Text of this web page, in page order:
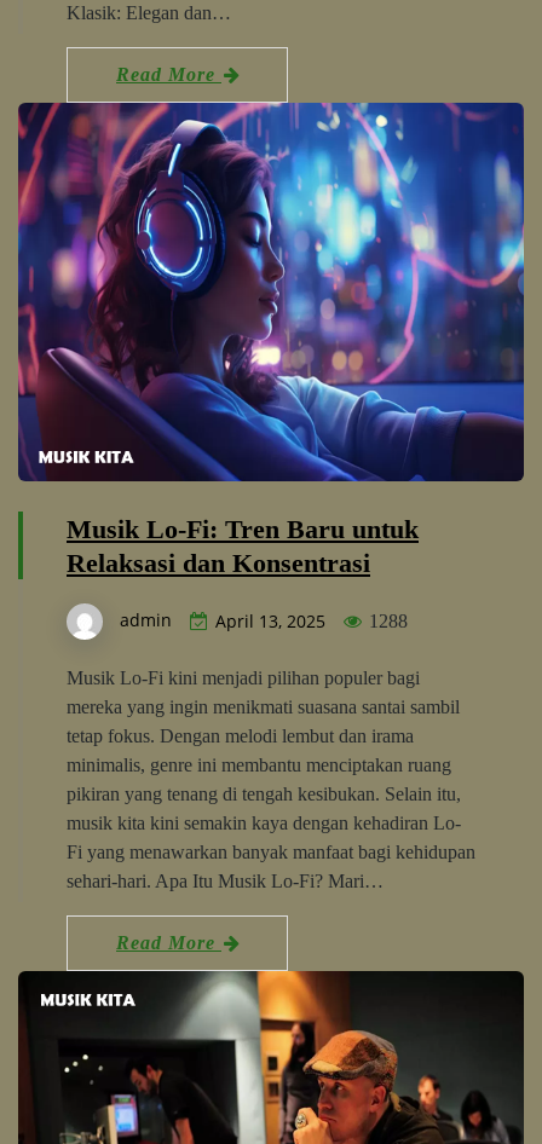
Klasik: Elegan dan…
Read More
Musik Lo-Fi: Tren Baru untuk
Relaksasi dan Konsentrasi
admin April 13, 2025 1288
Musik Lo-Fi kini menjadi pilihan populer bagi
mereka yang ingin menikmati suasana santai sambil
tetap fokus. Dengan melodi lembut dan irama
minimalis, genre ini membantu menciptakan ruang
pikiran yang tenang di tengah kesibukan. Selain itu,
musik kita kini semakin kaya dengan kehadiran Lo-
Fi yang menawarkan banyak manfaat bagi kehidupan
sehari-hari. Apa Itu Musik Lo-Fi? Mari…
Read More